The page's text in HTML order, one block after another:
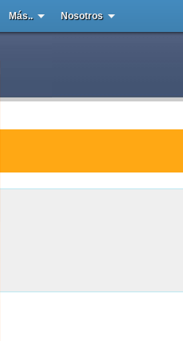
Más.. Nosotros